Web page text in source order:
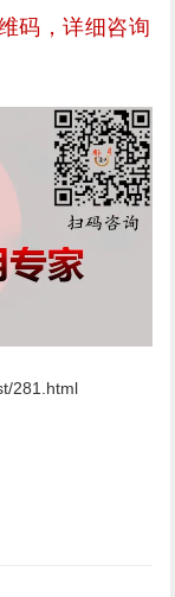
码，详细咨询
281.html